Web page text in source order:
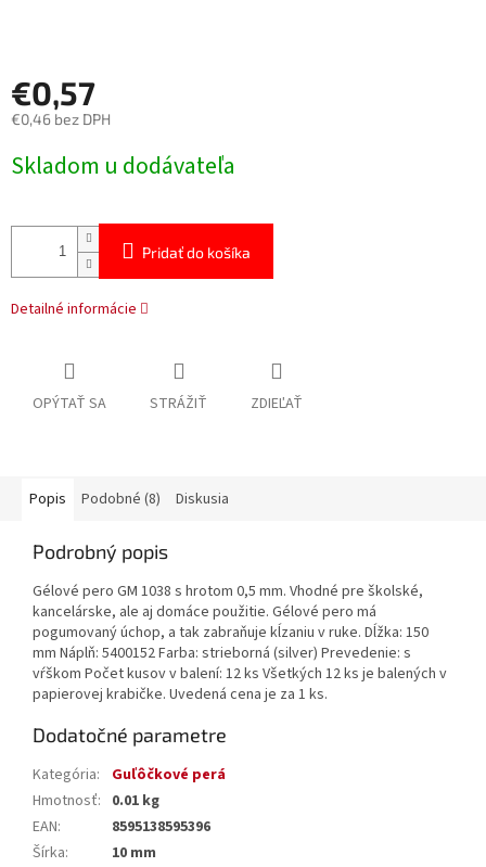
€0,57
€0,46 bez DPH
cena:
Skladom u dodávateľa
Pridať do košíka
Detailné informácie
OPÝTAŤ SA STRÁŽIŤ ZDIEĽAŤ
Popis Podobné (8) Diskusia
Podrobný popis
Gélové pero GM 1038 s hrotom 0,5 mm. Vhodné pre školské,
kancelárske, ale aj domáce použitie. Gélové pero má
pogumovaný úchop, a tak zabraňuje kĺzaniu v ruke. Dĺžka: 150
mm Náplň: 5400152 Farba: strieborná (silver) Prevedenie: s
vŕškom Počet kusov v balení: 12 ks Všetkých 12 ks je balených v
papierovej krabičke. Uvedená cena je za 1 ks.
Dodatočné parametre
Kategória:
Guľôčkové perá
Hmotnosť: 0.01 kg
EAN:
8595138595396
Šírka:
10 mm